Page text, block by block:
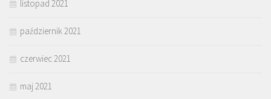
listopad 2021
październik 2021
czerwiec 2021
maj 2021